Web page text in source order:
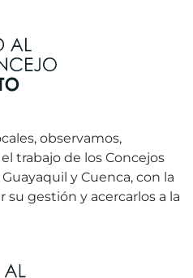
observamos,
trabajo de los Concejos
y Cuenca, con la
gestión y acercarlos a la